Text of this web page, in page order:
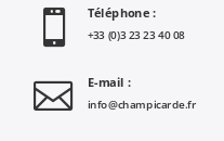
 Téléphone :
+33 (0)3 23 23 40 08
 E-mail :
info@champicarde.fr